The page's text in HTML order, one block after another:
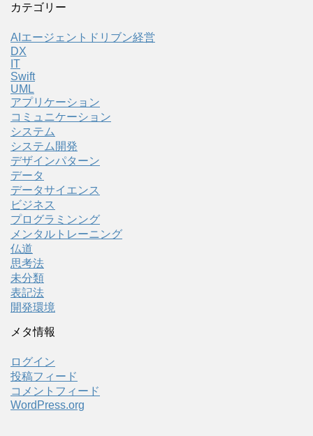
カテゴリー
AIエージェントドリブン経営
DX
IT
Swift
UML
アプリケーション
コミュニケーション
システム
システム開発
デザインパターン
データ
データサイエンス
ビジネス
プログラミンング
メンタルトレーニング
仏道
思考法
未分類
表記法
開発環境
メタ情報
ログイン
投稿フィード
コメントフィード
WordPress.org